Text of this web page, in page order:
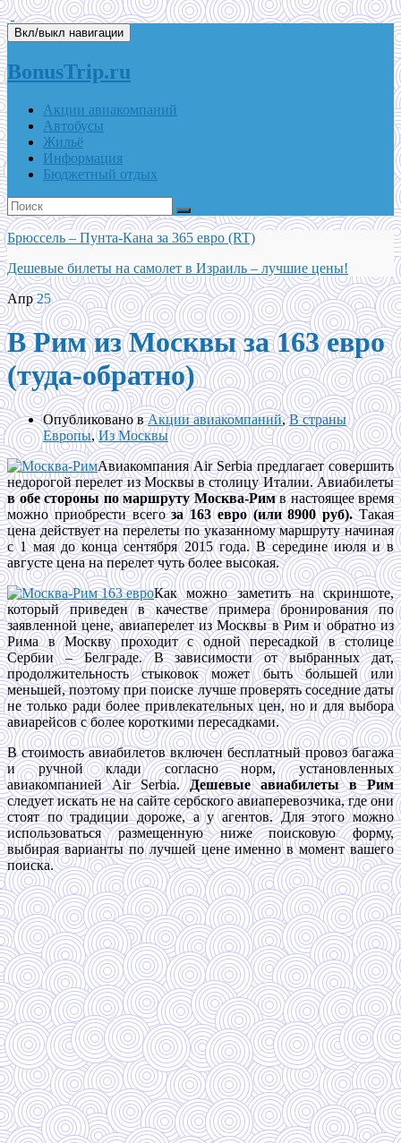
Вкл/выкл навигации
BonusTrip.ru
Акции авиакомпаний
Автобусы
Жильё
Информация
Бюджетный отдых
Брюссель – Пунта-Кана за 365 евро (RT)
Дешевые билеты на самолет в Израиль – лучшие цены!
Апр 25
В Рим из Москвы за 163 евро
(туда-обратно)
Опубликовано вАкции авиакомпаний,В страны
Европы,Из Москвы
Авиакомпания Air Serbia предлагает совершить
недорогой перелет из Москвы в столицу Италии. Авиабилеты
в обе стороны по маршруту Москва-Римв настоящее время
можно приобрести всегоза 163 евро (или 8900 руб).Такая
цена действует на перелеты по указанному маршруту начиная
с 1 мая до конца сентября 2015 года. В середине июля и в
августе цена на перелет чуть более высокая.
Как можно заметить на скриншоте,
который приведен в качестве примера бронирования по
заявленной цене, авиаперелет из Москвы в Рим и обратно из
Рима в Москву проходит с одной пересадкой в столице
Сербии – Белграде. В зависимости от выбранных дат,
продолжительность стыковок может быть большей или
меньшей, поэтому при поиске лучше проверять соседние даты
не только ради более привлекательных цен, но и для выбора
авиарейсов с более короткими пересадками.
В стоимость авиабилетов включен бесплатный провоз багажа
и ручной клади согласно норм, установленных
авиакомпанией Air Serbia.Дешевые авиабилеты в Рим
следует искать не на сайте сербского авиаперевозчика, где они
стоят по традиции дороже, а у агентов. Для этого можно
использоваться размещенную ниже поисковую форму,
выбирая варианты по лучшей цене именно в момент вашего
поиска.